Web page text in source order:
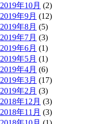
2019年10月 (2)
2019年9月 (12)
2019年8月 (5)
2019年7月 (3)
2019年6月 (1)
2019年5月 (1)
2019年4月 (6)
2019年3月 (17)
2019年2月 (3)
2018年12月 (3)
2018年11月 (3)